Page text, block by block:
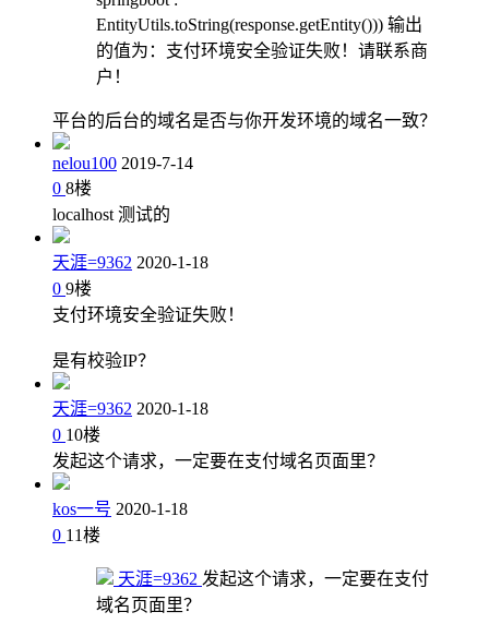
EntityUtils.toString(response.getEntity())) 输出
的值为：支付环境安全验证失败！请联系商
户！
平台的后台的域名是否与你开发环境的域名一致？
nelou100 2019-7-14
0 8楼
localhost 测试的
天涯=9362 2020-1-18
0 9楼
支付环境安全验证失败！
是有校验IP？
天涯=9362 2020-1-18
0 10楼
发起这个请求，一定要在支付域名页面里？
kos一号 2020-1-18
0 11楼
天涯=9362 发起这个请求，一定要在支付
域名页面里？